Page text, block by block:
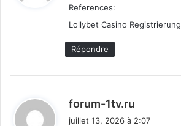
:
References:
Lollybet Casino Registrierung
Répondre
forum-1tv.ru
juillet 13, 2026 à 2:07